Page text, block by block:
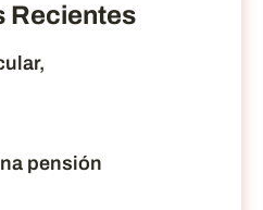
Recientes
pensión